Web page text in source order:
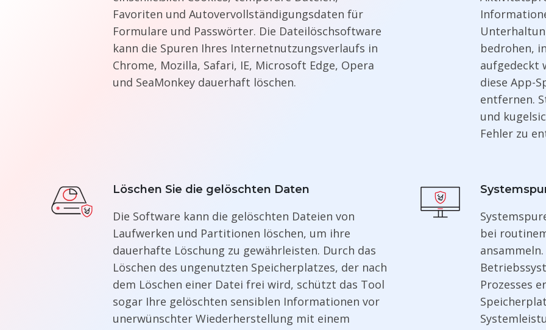
Favoriten und Autovervollständigungsdaten für
Formulare und Passwörter. Die Dateilöschsoftware
kann die Spuren Ihres Internetnutzungsverlaufs in
Chrome, Mozilla, Safari, IE, Microsoft Edge, Opera
und SeaMonkey dauerhaft löschen.
bedrohen,
aufgedeckt
diese App-
entfernen.
und
Fehler zu
Löschen Sie die gelöschten Daten
Die Software kann die gelöschten Dateien von
Laufwerken und Partitionen löschen, um ihre
dauerhafte Löschung zu gewährleisten. Durch das
Löschen des ungenutzten Speicherplatzes, der nach
dem Löschen einer Datei frei wird, schützt das Tool
sogar Ihre gelöschten sensiblen Informationen vor
unerwünschter Wiederherstellung mit einem
bei
Prozesses